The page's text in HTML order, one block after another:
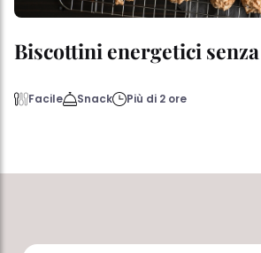
Biscottini energetici
Facile Snack Più di 2 ore